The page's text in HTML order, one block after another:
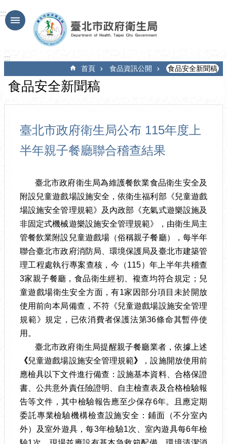
跳到主要內容區塊
:::
:::
首頁 食品資訊公開 食品安全新聞稿
食品安全新聞稿
臺北市政府衛生局公布 115年度上
半年親子餐廳聯合稽查結果
臺北市政府衛生局為維護餐飲業食品衛生安全及
附設兒童遊戲場設施安全，依衛生福利部《兒童遊戲
場設施安全管理規範》及內政部《充氣式遊樂設施及
非固定式機械遊樂設施安全管理規範》，由衛生局主
管餐飲業附設兒童遊戲場（俗稱親子餐廳），每半年
聯合臺北市政府消防局、環境保護局及臺北市建築管
理工程處執行專案查核，今（115）年上半年共稽查
3家親子餐廳，食品衛生經初、複查均符合規定；兒
童遊戲場衛生安全方面，有1家因部分項目未於開放
使用前向本局備查，不符《兒童遊戲場設施安全管理
規範》規定，已依消費者保護法第36條命其暫停使
用。
臺北市政府衛生局提醒親子餐廳業者，依據上述
《兒童遊戲場設施安全管理規範》
，設施開放使用前
應檢具以下文件進行備查：設施基本資料、合格保證
書、公共意外責任險證明、自主檢查表及合格檢驗報
告等文件，其中檢驗報告應至少保存6年。且應定期
委託專業檢驗機構檢查設施安全：鋪面（不分室內
外）及室外遊具，每3年檢驗1次、室內遊具每6年檢